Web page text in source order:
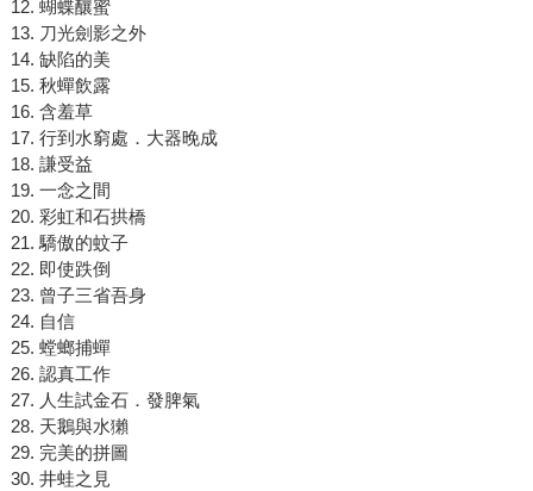
12. 蝴蝶釀蜜
13. 刀光劍影之外
14. 缺陷的美
15. 秋蟬飲露
16. 含羞草
17. 行到水窮處．大器晚成
18. 謙受益
19. 一念之間
20. 彩虹和石拱橋
21. 驕傲的蚊子
22. 即使跌倒
23. 曾子三省吾身
24. 自信
25. 螳螂捕蟬
26. 認真工作
27. 人生試金石．發脾氣
28. 天鵝與水獺
29. 完美的拼圖
30. 井蛙之見